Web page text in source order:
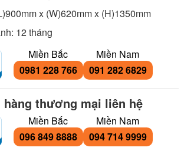
x (W)620mm x (H)1350mm
12 tháng
Miền Bắc
0981 228 766
Miền Nam
091 282 6829
hàng thương mại liên hệ
Miền Bắc
096 849 8888
Miền Nam
094 714 9999